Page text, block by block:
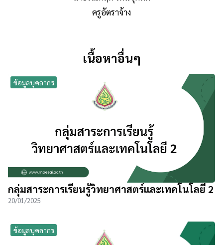
ครูอัตราจ้าง
เนื้อหาอื่นๆ
ข้อมูลบุคลากร
กลุ่มสาระการเรียนรู้วิทยาศาสตร์และเทคโนโลยี 2
20/01/2025
ข้อมูลบุคลากร